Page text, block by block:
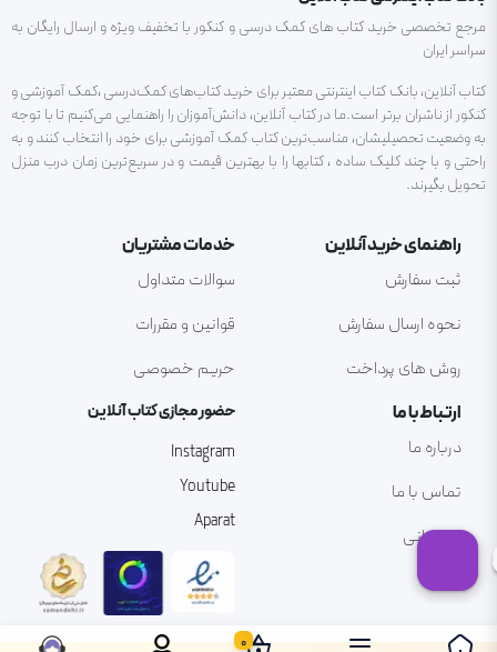
مرجع تخصصی خرید کتاب های کمک درسی و کنکور با تخفیف ویژه و ارسال رایگان به
سراسر ایران
کتاب آنلاین، بانک کتاب اینترنتی معتبر برای خرید کتاب‌های کمک‌درسی ،کمک آموزشی و
کنکور از ناشران برتر است.ما در کتاب آنلاین، دانش‌آموزان را راهنمایی می‌کنیم تا با توجه
به وضعیت تحصیلیشان، مناسب‌ترین کتاب کمک آموزشی برای خود را انتخاب کنند و به
راحتی و با چند کلیک ساده ، کتابها را با بهترین قیمت و در سریع‌ترین زمان درب منزل
تحویل بگیرند.
راهنمای خرید آنلاین
ثبت سفارش
نحوه ارسال سفارش
روش های پرداخت
خدمات مشتریان
سوالات متداول
قوانین و مقررات
حریم خصوصی
ارتباط با ما
درباره ما
تماس با ما
پشتیبانی
حضور مجازی کتاب آنلاین
Instagram
Youtube
Aparat
0